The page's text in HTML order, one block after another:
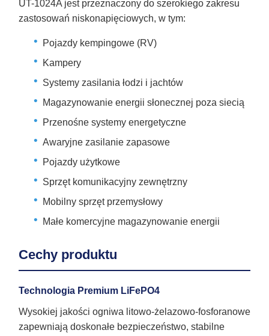
UT-1024A jest przeznaczony do szerokiego zakresu
zastosowań niskonapięciowych, w tym:
Pojazdy kempingowe (RV)
Kampery
Systemy zasilania łodzi i jachtów
Magazynowanie energii słonecznej poza siecią
Przenośne systemy energetyczne
Awaryjne zasilanie zapasowe
Pojazdy użytkowe
Sprzęt komunikacyjny zewnętrzny
Mobilny sprzęt przemysłowy
Małe komercyjne magazynowanie energii
Cechy produktu
Technologia Premium LiFePO4
Wysokiej jakości ogniwa litowo-żelazowo-fosforanowe
zapewniają doskonałe bezpieczeństwo, stabilne